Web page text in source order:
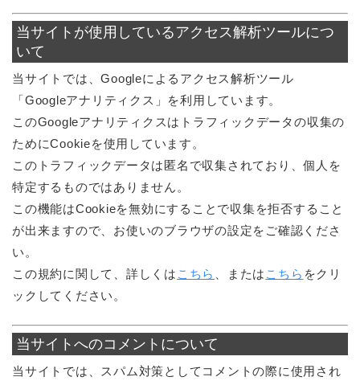
当サイトが使用しているアクセス解析ツールにつ
いて
当サイトでは、Googleによるアクセス解析ツール
「Googleアナリティクス」を利用しています。
このGoogleアナリティクスはトラフィックデータの収集の
ためにCookieを使用しています。
このトラフィックデータは匿名で収集されており、個人を
特定するものではありません。
この機能はCookieを無効にすることで収集を拒否すること
が出来ますので、お使いのブラウザの設定をご確認くださ
い。
この規約に関して、詳しくは こちら 、または こちら をクリ
ックしてください。
当サイトへのコメントについて
当サイトでは、スパム対策としてコメントの際に使用され